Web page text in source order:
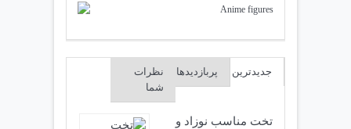
جدیدترین پربازدیدها
نظرات
شما
تخت مناسب نوزاد و